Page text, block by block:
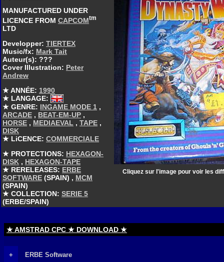
MANUFACTURED UNDER
LICENCE FROM CAPCOMtm
LTD
Developper: TIERTEX
Music/fx: Mark Tait
Auteur(s): ???
Cover Illustration: Peter
Andrew
★ ANNÉE: 1990
★ LANGAGE:
★ GENRE: INGAME MODE 1 ,
ARCADE , BEAT-EM-UP ,
HORSE , MEDIAEVAL , TAPE ,
DISK
★ LiCENCE: COMMERCIALE
★ PROTECTIONS: HEXAGON-
DISK , HEXAGON-TAPE
★ RERELEASES: ERBE
SOFTWARE (SPAIN) , MCM
(SPAIN)
★ COLLECTION: SERIE 5
(ERBE/SPAIN)
Cliquez sur l'image pour voir les
★ AMSTRAD CPC ★ DOWNLOAD ★
+ ERBE Software